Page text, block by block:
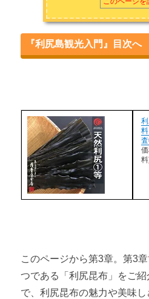
利尻島のウニの魅力 【おすすめウ
利尻島のウニの魅力② 【ウニの
利尻昆布の魅力とおすすめレシピ
利尻島・昆布干しバイトの魅力
利尻島・昆布干しバイトの魅力 【
第4章 利尻島の観光おすすめスポ
利尻島のおすすめ観光スポット15
利尻島のおすすめ観光スポット15
『利尻島観光入門』目次へ
このページから第3章。第3
つである「利尻昆布」をご
で、利尻昆布の魅力や美味